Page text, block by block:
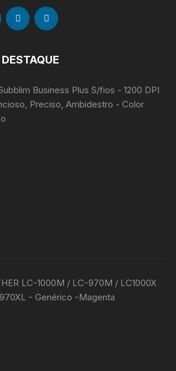
Business Plus S/fios - 1200 DPI
Preciso, Ambidestro - Color
LC-1000M / LC-970M / LC1000X
- Genérico -Magenta